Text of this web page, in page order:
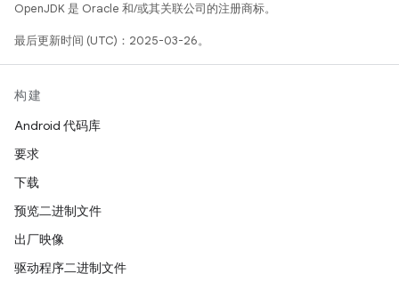
OpenJDK 是 Oracle 和/或其关联公司的注册商标。
最后更新时间 (UTC)：2025-03-26。
构建
Android 代码库
要求
下载
预览二进制文件
出厂映像
驱动程序二进制文件